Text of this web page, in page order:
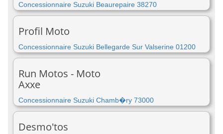
Concessionnaire Suzuki Beaurepaire 38270
Profil Moto
Concessionnaire Suzuki Bellegarde Sur Valserine 01200
Run Motos - Moto
Axxe
Concessionnaire Suzuki Chamb�ry 73000
Desmo'tos